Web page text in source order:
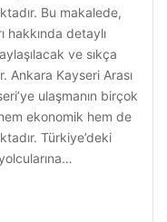
Bu makalede,
hakkında detaylı
ve sıkça
Ankara Kayseri Arası
ulaşmanın birçok
ekonomik hem de
Türkiye’deki